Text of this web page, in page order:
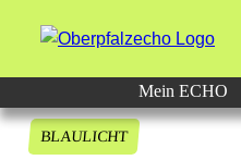
Mein ECHO
BLAULICHT